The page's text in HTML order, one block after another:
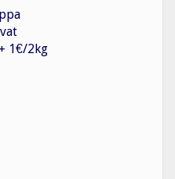
1€/2kg